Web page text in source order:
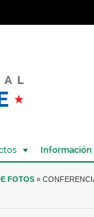
Información
FOTOS »